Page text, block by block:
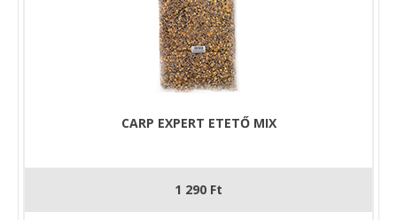
CARP EXPERT ETETŐ MIX
1 290 Ft